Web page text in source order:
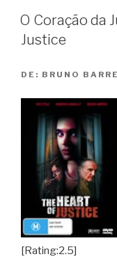
Mar
Devil
and
the
Deep
Blue
O Coração da
Justice
DE: BRUNO
[Rating:2.5]